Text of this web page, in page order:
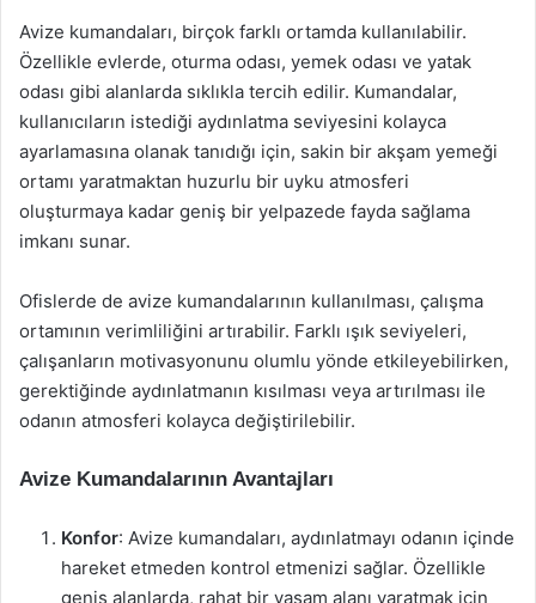
Avize kumandaları, birçok farklı ortamda kullanılabilir.
Özellikle evlerde, oturma odası, yemek odası ve yatak
odası gibi alanlarda sıklıkla tercih edilir. Kumandalar,
kullanıcıların istediği aydınlatma seviyesini kolayca
ayarlamasına olanak tanıdığı için, sakin bir akşam yemeği
ortamı yaratmaktan huzurlu bir uyku atmosferi
oluşturmaya kadar geniş bir yelpazede fayda sağlama
imkanı sunar.
Ofislerde de avize kumandalarının kullanılması, çalışma
ortamının verimliliğini artırabilir. Farklı ışık seviyeleri,
çalışanların motivasyonunu olumlu yönde etkileyebilirken,
gerektiğinde aydınlatmanın kısılması veya artırılması ile
odanın atmosferi kolayca değiştirilebilir.
Avize Kumandalarının Avantajları
Konfor: Avize kumandaları, aydınlatmayı odanın içinde
hareket etmeden kontrol etmenizi sağlar. Özellikle
geniş alanlarda, rahat bir yaşam alanı yaratmak için